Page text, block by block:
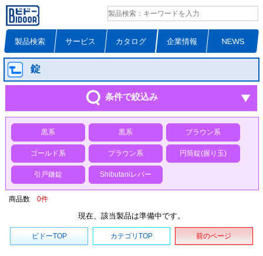
製品検索 サービス カタログ 企業情報 NEWS
錠
条件で絞込み
黒系 黒系 ブラウン系
ゴールド系 ブラウン系 円筒錠(握り玉)
引戸鎌錠 Shibutaniレバー
商品数 0件
現在、該当製品は準備中です。
ビドーTOP カテゴリTOP 前のページ